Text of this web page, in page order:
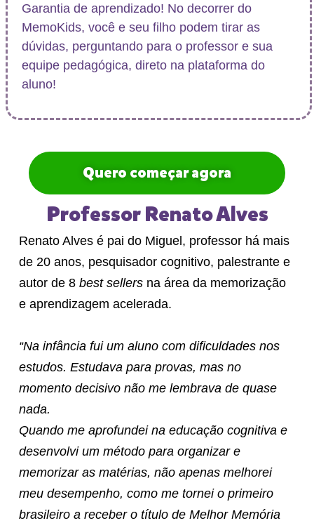
Garantia de aprendizado! No decorrer do
MemoKids, você e seu filho podem tirar as
dúvidas, perguntando para o professor e sua
equipe pedagógica, direto na plataforma do
aluno!
Quero começar agora
Professor Renato Alves
Renato Alves é pai do Miguel, professor há mais
de 20 anos, pesquisador cognitivo, palestrante e
autor de 8 best sellers na área da memorização
e aprendizagem acelerada.
“Na infância fui um aluno com dificuldades nos
estudos. Estudava para provas, mas no
momento decisivo não me lembrava de quase
nada.
Quando me aprofundei na educação cognitiva e
desenvolvi um método para organizar e
memorizar as matérias, não apenas melhorei
meu desempenho, como me tornei o primeiro
brasileiro a receber o título de Melhor Memória